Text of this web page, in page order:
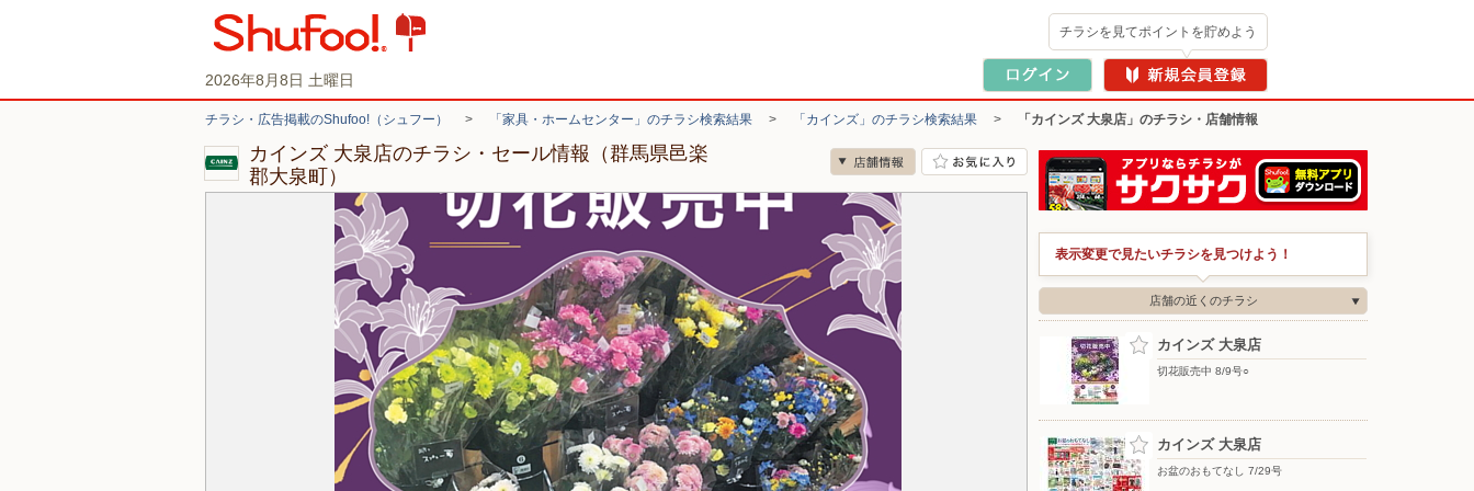
2026年8月8日 土曜日
チラシを見てポイントを貯めよう
チラシ・広告掲載のShufoo!（シュフー） > 「家具・ホームセンター」のチラシ検索結果 > 「カインズ」のチラシ検索結果 > 「カインズ 大泉店」のチラシ・店舗情報
カインズ 大泉店のチラシ・セール情報（群馬県邑楽
郡大泉町）
表示変更で見たいチラシを見つけよう！
店舗の近くのチラシ
カインズ 大泉店
切花販売中 8/9号○
カインズ 大泉店
お盆のおもてなし 7/29号